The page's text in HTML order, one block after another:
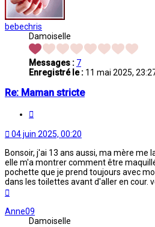
bebechris
Damoiselle
Messages : 7
Enregistré le : 11 mai 2025,
Re: Maman stricte
04 juin 2025, 00:20
Bonsoir, j'ai 13 ans aussi, ma mère me
elle m'a montrer comment être
pochette que je prend toujours avec
dans les toilettes avant d'aller en cour.
Anne09
Damoiselle